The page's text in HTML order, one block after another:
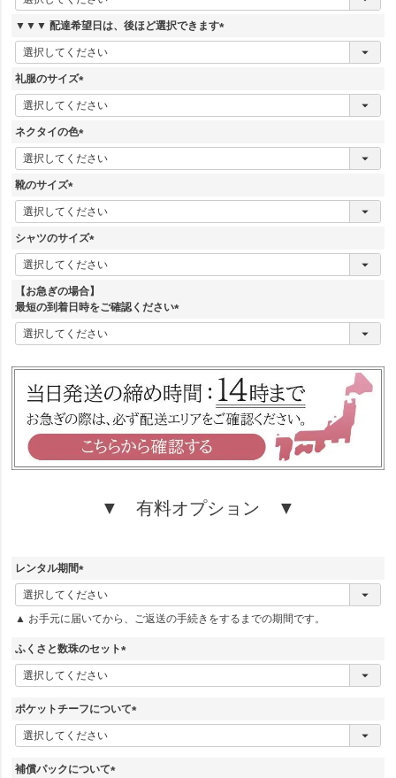
必
須
)
▼▼▼ 配達希望日は、後ほど選択できます
(
必
)
礼服のサイズ
(
必
須
)
ネクタイの色
(
必
)
靴のサイズ
(
必
須
)
シャツのサイズ
(
必
須
)
【お急ぎの場合】
最短の到着日時をご確認ください
(
必
▼ 有料オプション ▼
レンタル期間
(
必
須
▲ お手元に届いてから、ご返送の手続きをするまでの期間です。
ふくさと数珠のセット
(
必
ポケットチーフについて
(
必
補償パックについて